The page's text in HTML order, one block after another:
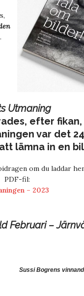
Utmaning
efter fikan,
var det
lämna in en
om du laddar
PDF-fil:
– 2023
Februari –
Sussi Bogrens